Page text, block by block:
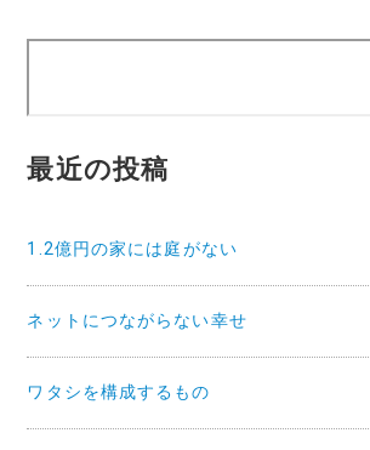
最近の投稿
1.2億円の家には庭がない
ネットにつながらない幸せ
ワタシを構成するもの